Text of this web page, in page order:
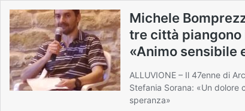
Michele
tre città
«Animo sensibile
ALLUVIONE – Il 47enne di
Stefania Sorana: «Un
speranza»